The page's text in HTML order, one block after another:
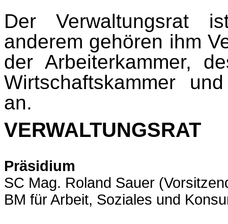
Der Verwaltungsrat
anderem gehören ihm
der Arbeiterkammer,
Wirtschaftskammer
an.
VERWALTUNGSRAT
Präsidium
SC Mag. Roland Sauer
BM für Arbeit, Soziales und